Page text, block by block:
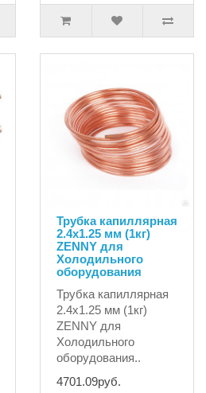
Трубка капиллярная
2.4х1.25 мм (1кг)
ZENNY для
Холодильного
оборудования
Трубка капиллярная
2.4х1.25 мм (1кг)
ZENNY для
Холодильного
оборудования..
4701.09руб.